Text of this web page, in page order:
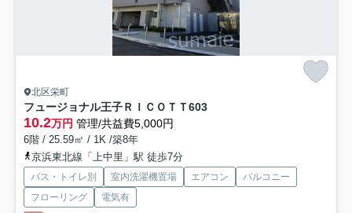
北区栄町
フュージョナル王子ＲＩＣＯＴＴ603
10.2万円 管理/共益費5,000円
6階 / 25.59㎡ / 1K /築8年
京浜東北線「上中里」駅 徒歩7分
バス・トイレ別 室内洗濯機置場 エアコン
バルコニー
フローリング
電気有